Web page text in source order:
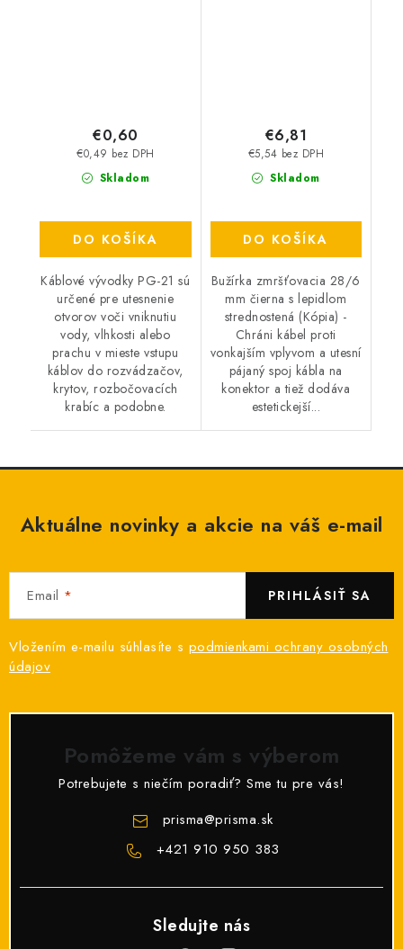
Skladom
€0,49 bez DPH
€0,60
DO KOŠÍKA
Káblové vývodky PG-21 sú
určené pre utesnenie
otvorov voči vniknutiu
vody, vlhkosti alebo
prachu v mieste vstupu
káblov do rozvádzačov,
krytov, rozbočovacích
krabíc a podobne.
Skladom
€5,54 bez DPH
€6,81
DO KOŠÍKA
Bužírka zmršťovacia 28/6
mm čierna s lepidlom
strednostená (Kópia) -
Chráni kábel proti
vonkajším vplyvom a utesní
pájaný spoj kábla na
konektor a tiež dodáva
estetickejší...
Aktuálne novinky a akcie na váš e-mail
Email
Vložením e-mailu súhlasíte s podmienkami ochrany osobných
údajov
PRIHLÁSIŤ SA
Pomôžeme vám s výberom
Potrebujete s niečím poradiť? Sme tu pre vás!
prisma@prisma.sk
+421 910 950 383